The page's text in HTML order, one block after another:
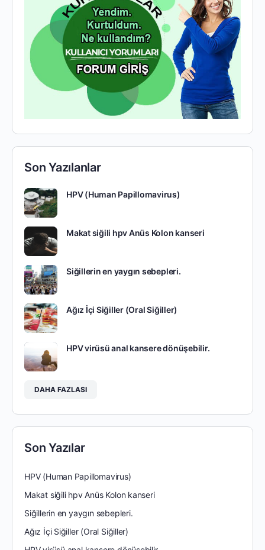
Son Yazılanlar
HPV (Human Papillomavirus)
Makat siğili hpv Anüs Kolon kanseri
Siğillerin en yaygın sebepleri.
Ağız İçi Siğiller (Oral Siğiller)
HPV virüsü anal kansere dönüşebilir.
DAHA FAZLASI
Son Yazılar
HPV (Human Papillomavirus)
Makat siğili hpv Anüs Kolon kanseri
Siğillerin en yaygın sebepleri.
Ağız İçi Siğiller (Oral Siğiller)